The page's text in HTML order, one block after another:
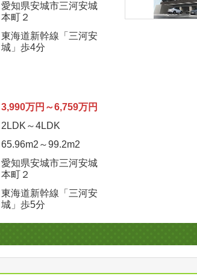
愛知県安城市三河安城
本町２
東海道新幹線「三河安
城」歩4分
3,990万円～6,759万円
2LDK～4LDK
65.96m2 ～99.2m2
愛知県安城市三河安城
本町２
東海道新幹線「三河安
城」歩5分